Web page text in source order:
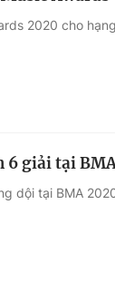
2020 cho
giải tại
dội tại BMA